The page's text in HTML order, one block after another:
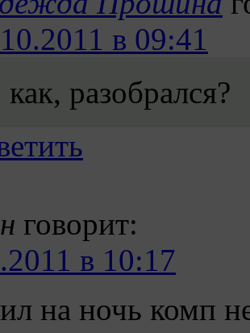
в 09:41
как, разобрался?
говорит:
в 10:17
на ночь комп